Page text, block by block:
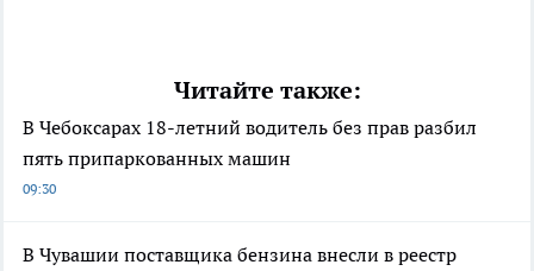
Читайте также:
В Чебоксарах 18-летний водитель без прав разбил
пять припаркованных машин
09:30
В Чувашии поставщика бензина внесли в реестр